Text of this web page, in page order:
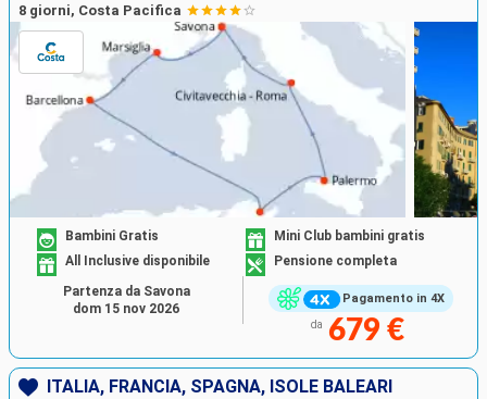
8 giorni, Costa Pacifica
Pagamento in 4X
Bambini Gratis
Mini Club bambini gratis
All Inclusive disponibile
Pensione completa
da 679 €
Partenza da Savona
dom 15 nov 2026
ITALIA, FRANCIA, SPAGNA, ISOLE BALEARI